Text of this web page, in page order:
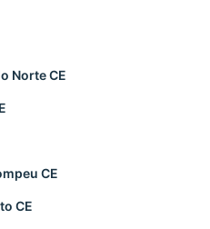
Norte CE
CE
CE